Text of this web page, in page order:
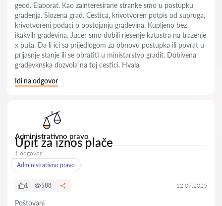
geod. Elaborat. Kao zainteresirane stranke smo u postupku
gradenja. Slozena grad. Cestica, krivotvoren potpis od supruga,
krivotvoreni podaci o postojanju gradevina. Kupljeno bez
ikakvih gradevina. Jucer smo dobili rjesenje katastra na trazenje
x puta. Da li ici sa prijedlogom za obnovu postupka ili povrat u
prijasnje stanje ili se obratiti u ministarstvo gradit. Dobivena
gradevknska dozvola na toj cestici. Hvala
Idi na odgovor
Administrativno pravo
Upit za iznos plače
1 odgovor
Administrativno pravo
1 588 12.07.2025
Poštovani